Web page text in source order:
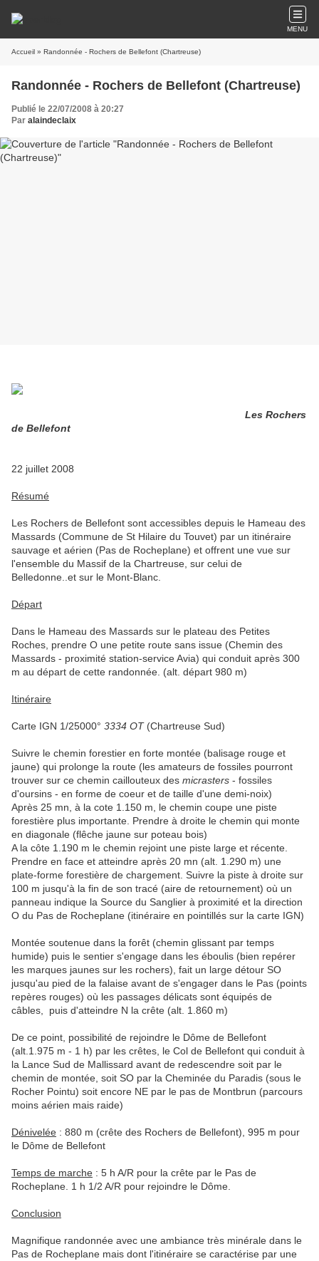
MENU
Accueil » Randonnée - Rochers de Bellefont (Chartreuse)
Randonnée - Rochers de Bellefont (Chartreuse)
Publié le 22/07/2008 à 20:27
Par alaindeclaix
Les Rochers
de Bellefont
22 juillet 2008
Résumé
Les Rochers de Bellefont sont accessibles depuis le Hameau des
Massards (Commune de St Hilaire du Touvet) par un itinéraire
sauvage et aérien (Pas de Rocheplane) et offrent une vue sur
l'ensemble du Massif de la Chartreuse, sur celui de
Belledonne..et sur le Mont-Blanc.
Départ
Dans le Hameau des Massards sur le plateau des Petites
Roches, prendre O une petite route sans issue (Chemin des
Massards - proximité station-service Avia) qui conduit après 300
m au départ de cette randonnée. (alt. départ 980 m)
Itinéraire
Carte IGN 1/25000° 3334 OT(Chartreuse Sud)
Suivre le chemin forestier en forte montée (balisage rouge et
jaune) qui prolonge la route (les amateurs de fossiles pourront
trouver sur ce chemin caillouteux des micrasters - fossiles
d'oursins - en forme de coeur et de taille d'une demi-noix)
Après 25 mn, à la cote 1.150 m, le chemin coupe une piste
forestière plus importante. Prendre à droite le chemin qui monte
en diagonale (flêche jaune sur poteau bois)
A la côte 1.190 m le chemin rejoint une piste large et récente.
Prendre en face et atteindre après 20 mn (alt. 1.290 m) une
plate-forme forestière de chargement. Suivre la piste à droite sur
100 m jusqu'à la fin de son tracé (aire de retournement) où un
panneau indique la Source du Sanglier à proximité et la direction
O du Pas de Rocheplane (itinéraire en pointillés sur la carte IGN)
Montée soutenue dans la forêt (chemin glissant par temps
humide) puis le sentier s'engage dans les éboulis (bien repérer
les marques jaunes sur les rochers), fait un large détour SO
jusqu'au pied de la falaise avant de s'engager dans le Pas (points
repères rouges) où les passages délicats sont équipés de
câbles, puis d'atteindre N la crête (alt. 1.860 m)
De ce point, possibilité de rejoindre le Dôme de Bellefont
(alt.1.975 m - 1 h) par les crêtes, le Col de Bellefont qui conduit à
la Lance Sud de Mallissard avant de redescendre soit par le
chemin de montée, soit SO par la Cheminée du Paradis (sous le
Rocher Pointu) soit encore NE par le pas de Montbrun (parcours
moins aérien mais raide)
Dénivelée : 880 m (crête des Rochers de Bellefont), 995 m pour
le Dôme de Bellefont
Temps de marche : 5 h A/R pour la crête par le Pas de
Rocheplane. 1 h 1/2 A/R pour rejoindre le Dôme.
Conclusion
Magnifique randonnée avec une ambiance très minérale dans le
Pas de Rocheplane mais dont l'itinéraire se caractérise par une